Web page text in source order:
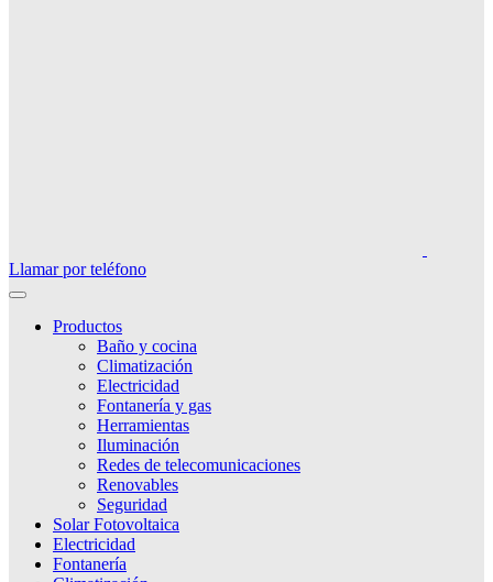
Llamar por teléfono
Productos
Baño y cocina
Climatización
Electricidad
Fontanería y gas
Herramientas
Iluminación
Redes de telecomunicaciones
Renovables
Seguridad
Solar Fotovoltaica
Electricidad
Fontanería